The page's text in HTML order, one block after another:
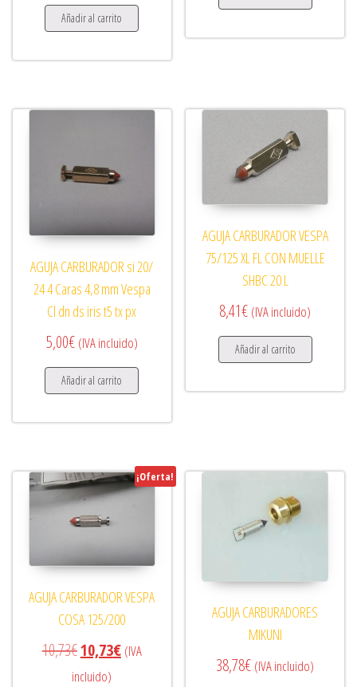
Añadir al carrito
AGUJA CARBURADOR si 20/
24 4 Caras 4,8 mm Vespa
Cl dn ds iris t5 tx px
5,00€ (IVA incluido)
Añadir al carrito
AGUJA CARBURADOR VESPA
75/125 XL FL CON MUELLE
SHBC 20 L
8,41€ (IVA incluido)
Añadir al carrito
¡Oferta!
AGUJA CARBURADOR VESPA
COSA 125/200
10,73€El precio original era: 10,73€.
10,73€El precio actual es: 10,73€.
(IVA
incluido)
AGUJA CARBURADORES
MIKUNI
38,78€ (IVA incluido)